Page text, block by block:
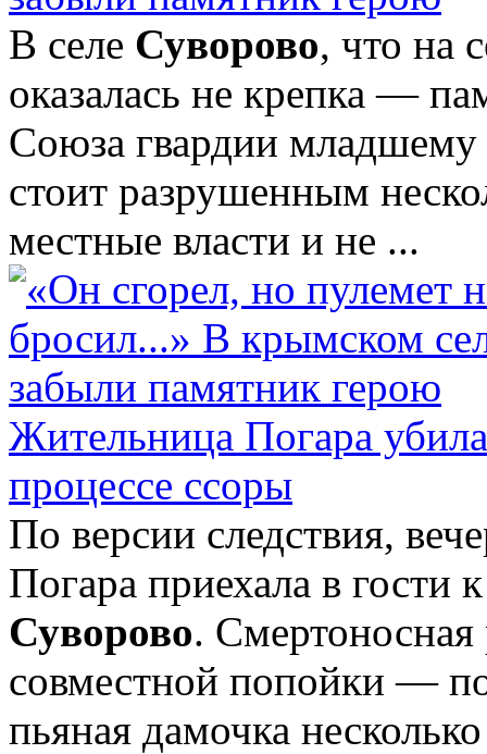
В селе Суворово, что на
оказалась не крепка —
Союза гвардии
стоит разрушенным
местные власти и не ...
Жительница Погара
процессе ссоры
По версии следствия,
Погара приехала в гости
Суворово. Смертоносная
совместной попойки —
пьяная дамочка